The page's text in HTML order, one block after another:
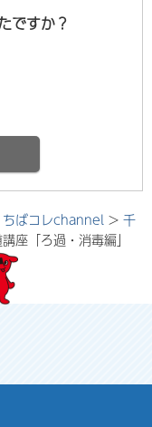
ですか？
ちばコレchannel > 千
座「ろ過・消毒編」